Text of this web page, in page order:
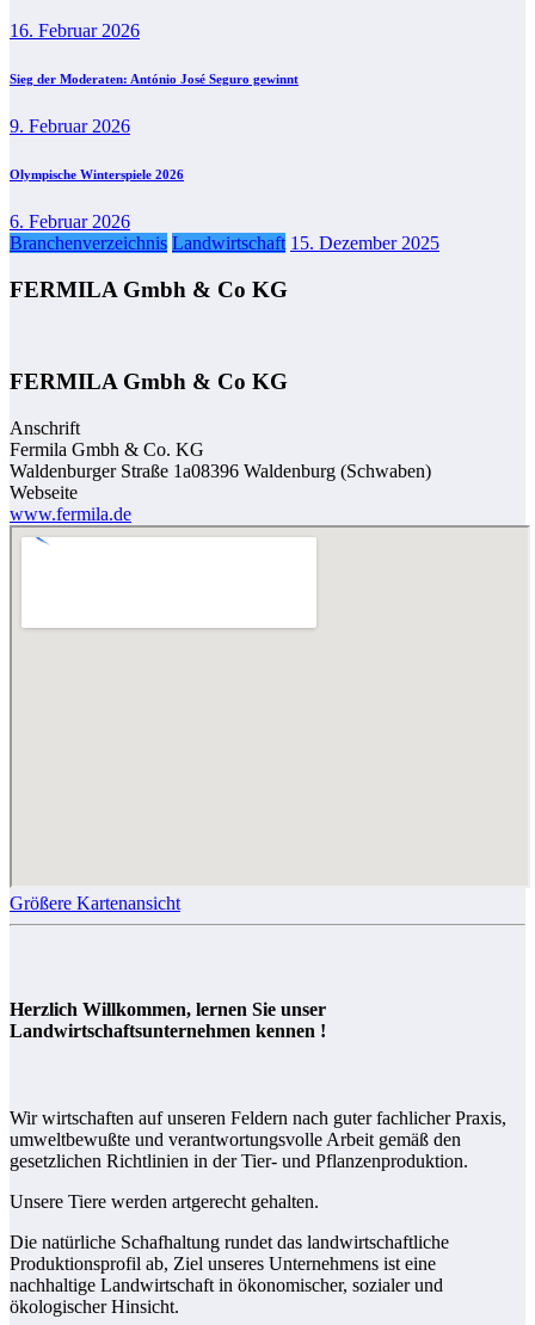
16. Februar 2026
Sieg der Moderaten: António José Seguro gewinnt
9. Februar 2026
Olympische Winterspiele 2026
6. Februar 2026
Branchenverzeichnis Landwirtschaft 15. Dezember 2025
FERMILA Gmbh & Co KG
FERMILA Gmbh & Co KG
Anschrift
Fermila Gmbh & Co. KG
Waldenburger Straße 1a08396 Waldenburg (Schwaben)
Webseite
www.fermila.de
Größere Kartenansicht
Herzlich Willkommen, lernen Sie unser
Landwirtschaftsunternehmen kennen !
Wir wirtschaften auf unseren Feldern nach guter fachlicher Praxis,
umweltbewußte und verantwortungsvolle Arbeit gemäß den
gesetzlichen Richtlinien in der Tier- und Pflanzenproduktion.
Unsere Tiere werden artgerecht gehalten.
Die natürliche Schafhaltung rundet das landwirtschaftliche
Produktionsprofil ab, Ziel unseres Unternehmens ist eine
nachhaltige Landwirtschaft in ökonomischer, sozialer und
ökologischer Hinsicht.